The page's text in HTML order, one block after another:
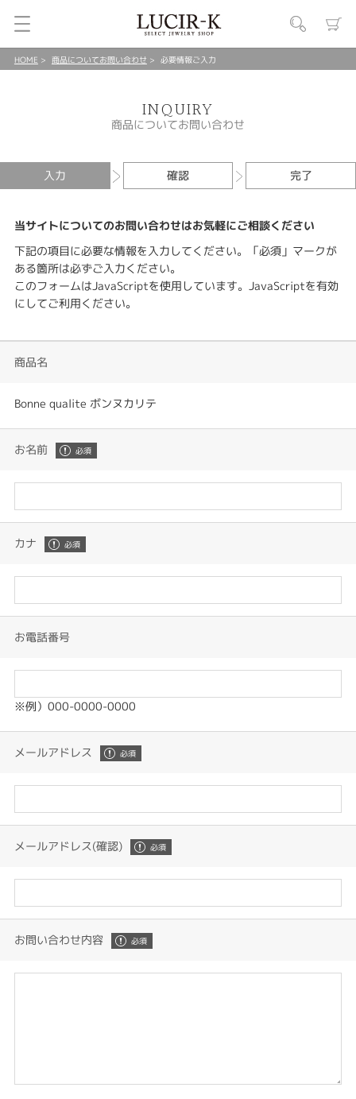
HOME 商品についてお問い合わせ 必要情報ご入力
INQUIRY
商品についてお問い合わせ
入力 確認 完了
当サイトについてのお問い合わせはお気軽にご相談ください
下記の項目に必要な情報を入力してください。「必須」マークが
ある箇所は必ずご入力ください。
このフォームはJavaScriptを使用しています。JavaScriptを有効
にしてご利用ください。
商品名
Bonne qualite ボンヌカリテ
お名前
カナ
お電話番号
※例）000-0000-0000
メールアドレス
メールアドレス(確認)
お問い合わせ内容